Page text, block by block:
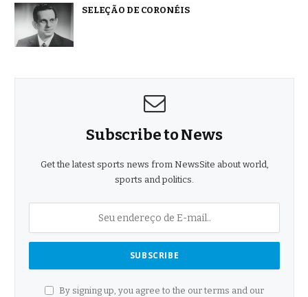
SELEÇÃO DE CORONÉIS
Subscribe to News
Get the latest sports news from NewsSite about world,
sports and politics.
By signing up, you agree to the our terms and our